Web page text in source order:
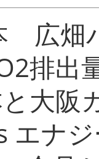
広畑
排出
大阪
エナ